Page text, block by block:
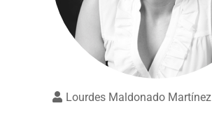
Lourdes Maldonado Martínez